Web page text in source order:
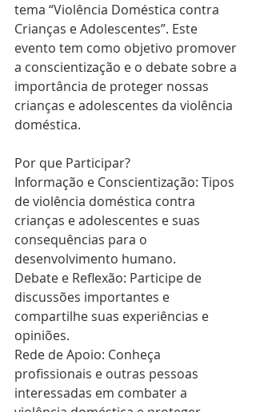
tema “Violência Doméstica contra
Crianças e Adolescentes”. Este
evento tem como objetivo promover
a conscientização e o debate sobre a
importância de proteger nossas
crianças e adolescentes da violência
doméstica.
Por que Participar?
Informação e Conscientização: Tipos
de violência doméstica contra
crianças e adolescentes e suas
consequências para o
desenvolvimento humano.
Debate e Reflexão: Participe de
discussões importantes e
compartilhe suas experiências e
opiniões.
Rede de Apoio: Conheça
profissionais e outras pessoas
interessadas em combater a